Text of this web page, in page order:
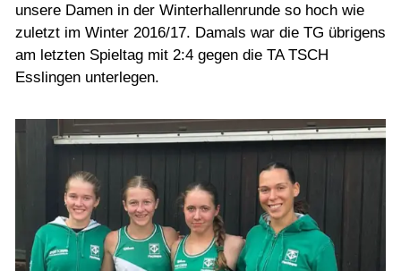
unsere Damen in der Winterhallenrunde so hoch wie
zuletzt im Winter 2016/17. Damals war die TG übrigens
am letzten Spieltag mit 2:4 gegen die TA TSCH
Esslingen unterlegen.